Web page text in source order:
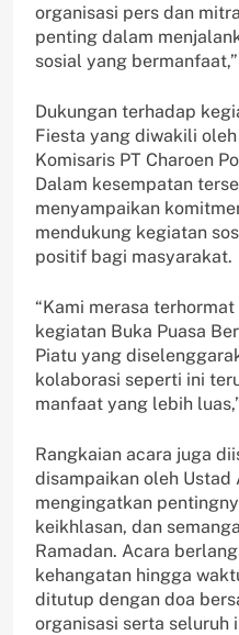
organisasi pers dan
penting dalam
sosial yang
Dukungan terhadap
Fiesta yang diwakili
Komisaris PT Charoen
Dalam kesempatan
menyampaikan
mendukung kegiatan
positif bagi masyarakat.
“Kami merasa
kegiatan Buka Puasa
Piatu yang
kolaborasi seperti ini
manfaat yang lebih
Rangkaian acara juga
disampaikan oleh Ustad
mengingatkan
keikhlasan, dan
Ramadan. Acara
kehangatan hingga
ditutup dengan doa
organisasi serta seluruh